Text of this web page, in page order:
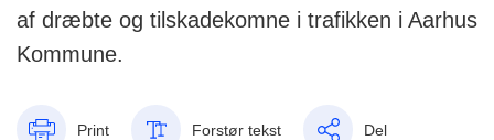
af dræbte og tilskadekomne i trafikken i Aarhus
Kommune.
Print Forstør tekst Del